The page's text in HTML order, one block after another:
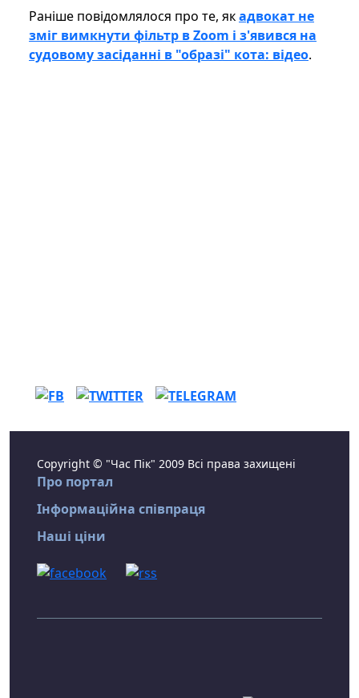
Раніше повідомлялося про те, якадвокат не
зміг вимкнути фільтр в Zoom і з'явився на
судовому засіданні в "образі" кота: відео.
Copyright © "Час Пік" 2009 Всі права захищені
Про портал
Інформаційна співпраця
Наші ціни